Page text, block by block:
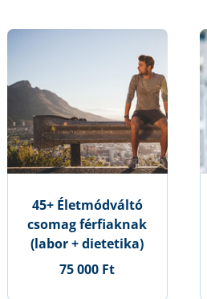
45+ Életmódváltó
csomag férfiaknak
(labor + dietetika)
75 000 Ft